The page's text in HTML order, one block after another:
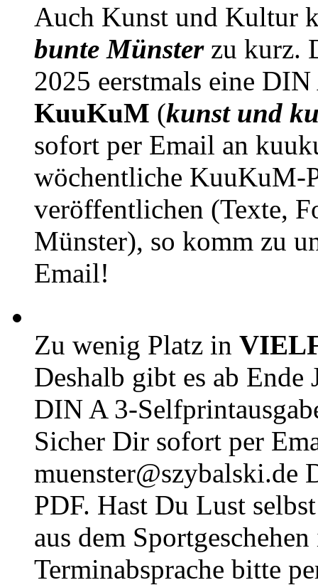
Auch Kunst und Kultur
bunte Münsterzu kurz.
2025 eerstmals eine
KuuKuM (kunst und
sofort per Email an
wöchentliche KuuKuM-
veröffentlichen (Texte,
Münster), so komm zu
Email!
Zu wenig Platz in
Deshalb gibt es ab Ende
DIN A 3-
Sicher Dir sofort per
muenster@szybalski.de
PDF. Hast Du Lust
aus dem
Terminabsprache bitte